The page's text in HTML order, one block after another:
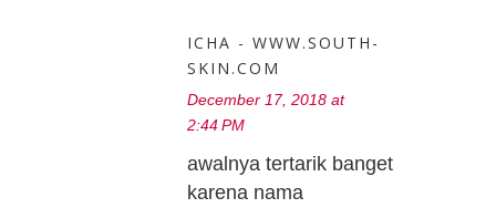
ICHA - WWW.SOUTH-
SKIN.COM
December 17, 2018 at
2:44 PM
awalnya tertarik banget
karena nama